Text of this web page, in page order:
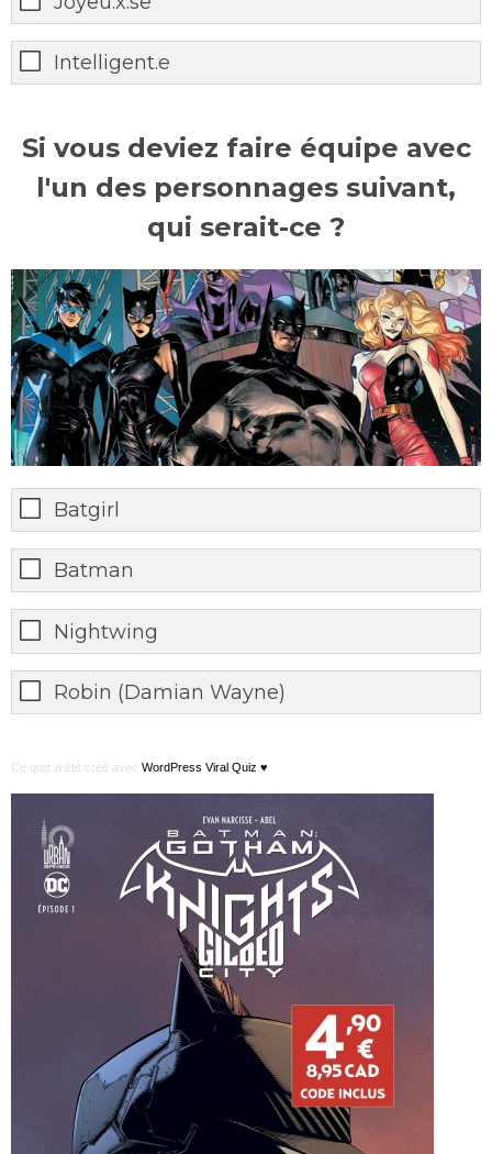
Intelligent.e
Si vous deviez faire équipe avec
l'un des personnages suivant,
qui serait-ce ?
Batgirl
Batman
Nightwing
Robin (Damian Wayne)
Ce quiz a été créé avec WordPress Viral Quiz ♥